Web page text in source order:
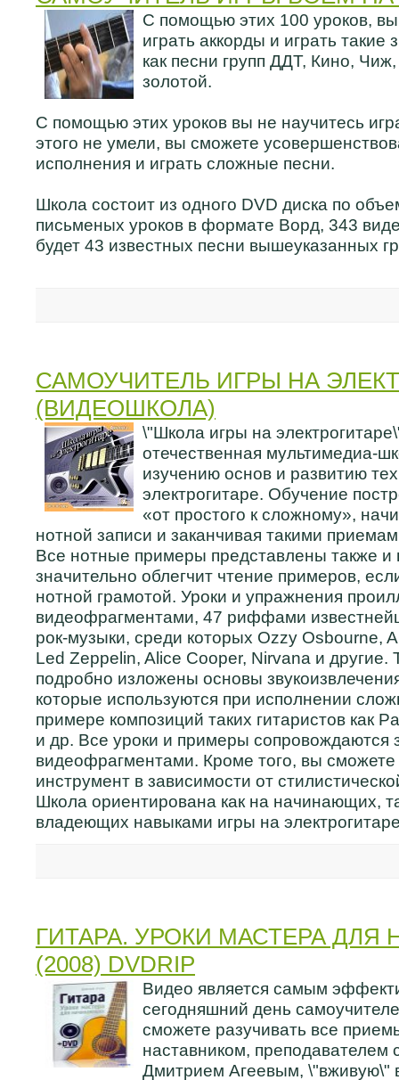
C помощью этих 100 уроков,
играть аккорды и играть
как песни групп ДДТ, Кино,
золотой.
С помощью этих уроков вы не научитесь
этого не умели, вы сможете
исполнения и играть сложные песни.
Школа состоит из одного DVD диска по
письменых уроков в формате Ворд, 343
будет 43 известных песни вышеуказанных
САМОУЧИТЕЛЬ ИГРЫ НА
(ВИДЕОШКОЛА)
\"Школа игры на
отечественная мультимедиа-
изучению основ и развитию
электрогитаре. Обучение
«от простого к сложному»,
нотной записи и заканчивая такими
Все нотные примеры представлены также и
значительно облегчит чтение примеров,
нотной грамотой. Уроки и упражнения
видеофрагментами, 47 риффами
рок-музыки, среди которых Ozzy Osbourne,
Led Zeppelin, Alice Cooper, Nirvana и другие.
подробно изложены основы
которые используются при исполнении
примере композиций таких гитаристов как
и др. Все уроки и примеры сопровождаются
видеофрагментами. Кроме того, вы сможете
инструмент в зависимости от
Школа ориентирована как на начинающих,
владеющих навыками игры на
ГИТАРА. УРОКИ МАСТЕРА
(2008) DVDRIP
Видео является самым
сегодняшний день
сможете разучивать все
наставником, преподавателем
Дмитрием Агеевым, \"вживую\"